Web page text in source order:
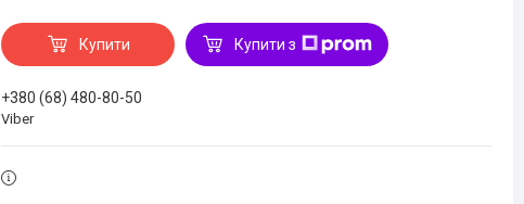
Купити Купити з
+380 (68) 480-80-50
Viber